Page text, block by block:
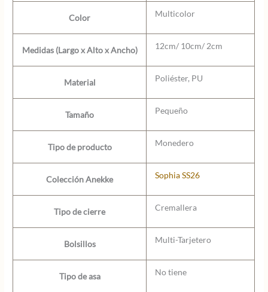
Color Multicolor
Medidas (Largo x Alto x Ancho) 12cm/ 10cm/ 2cm
Material Poliéster, PU
Tamaño Pequeño
Tipo de producto Monedero
Colección Anekke Sophia SS26
Tipo de cierre Cremallera
Bolsillos Multi-Tarjetero
Tipo de asa No tiene